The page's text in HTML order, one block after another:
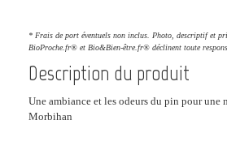
* Frais de port éventuels non inclus. Photo, descriptif et
BioProche.fr® et Bio&Bien-être.fr® déclinent toute
Description du produit
Une ambiance et les odeurs du pin pour
Morbihan